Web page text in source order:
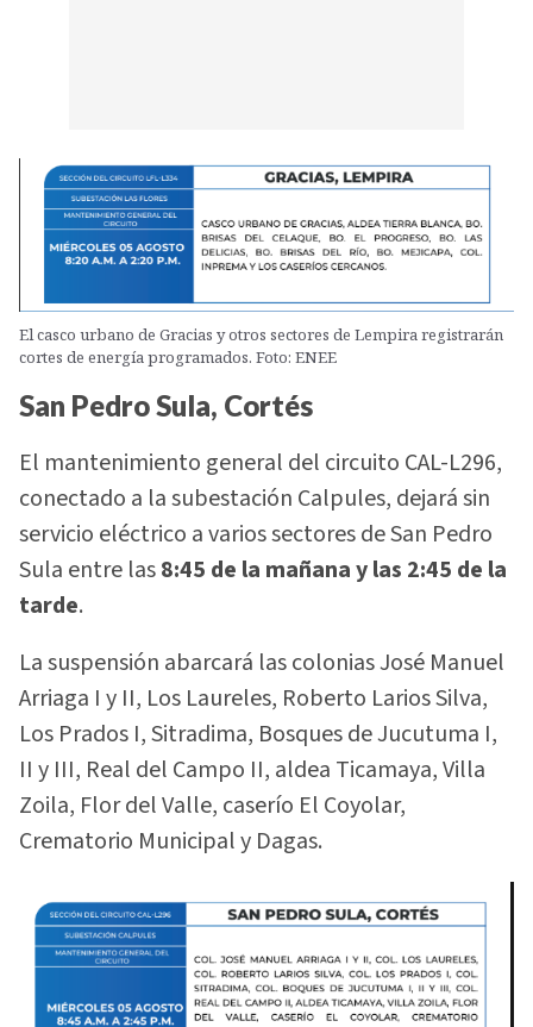
El casco urbano de Gracias y otros sectores de Lempira registrarán
cortes de energía programados. Foto: ENEE
San Pedro Sula, Cortés
El mantenimiento general del circuito CAL-L296,
conectado a la subestación Calpules, dejará sin
servicio eléctrico a varios sectores de San Pedro
Sula entre las8:45 de la mañana y las 2:45 de la
tarde.
La suspensión abarcará las colonias José Manuel
Arriaga I y II, Los Laureles, Roberto Larios Silva,
Los Prados I, Sitradima, Bosques de Jucutuma I,
II y III, Real del Campo II, aldea Ticamaya, Villa
Zoila, Flor del Valle, caserío El Coyolar,
Crematorio Municipal y Dagas.